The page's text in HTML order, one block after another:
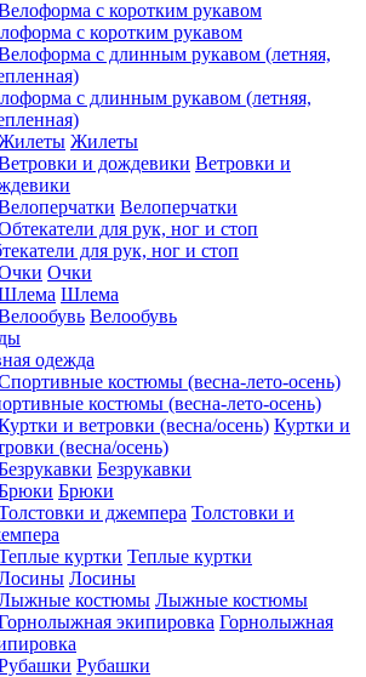
с коротким рукавом
с длинным рукавом (летняя,
Жилеты
Ветровки и
Велоперчатки
для рук, ног и стоп
Очки
Шлема
Велообувь
одежда
костюмы (весна-лето-осень)
Куртки и
(весна/осень)
Безрукавки
Брюки
Толстовки и
Теплые куртки
Лосины
Лыжные костюмы
Горнолыжная
Рубашки